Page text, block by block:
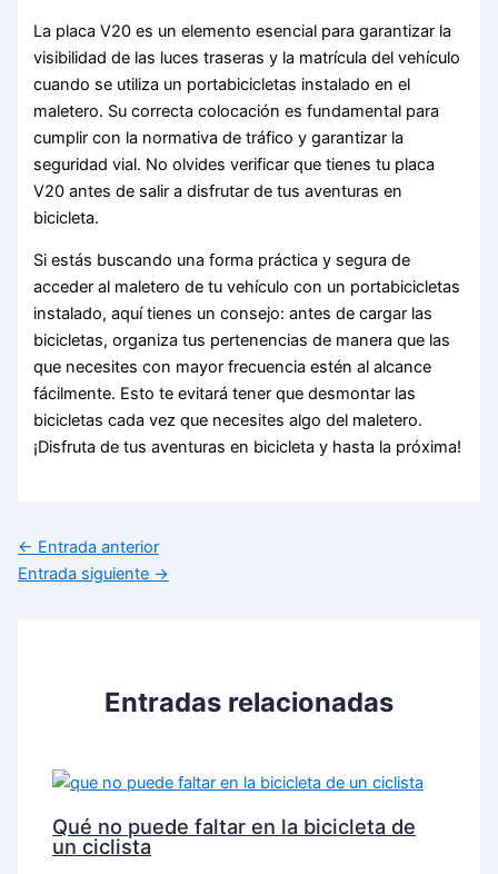
La placa V20 es un elemento esencial para garantizar la
visibilidad de las luces traseras y la matrícula del vehículo
cuando se utiliza un portabicicletas instalado en el
maletero. Su correcta colocación es fundamental para
cumplir con la normativa de tráfico y garantizar la
seguridad vial. No olvides verificar que tienes tu placa
V20 antes de salir a disfrutar de tus aventuras en
bicicleta.
Si estás buscando una forma práctica y segura de
acceder al maletero de tu vehículo con un portabicicletas
instalado, aquí tienes un consejo: antes de cargar las
bicicletas, organiza tus pertenencias de manera que las
que necesites con mayor frecuencia estén al alcance
fácilmente. Esto te evitará tener que desmontar las
bicicletas cada vez que necesites algo del maletero.
¡Disfruta de tus aventuras en bicicleta y hasta la próxima!
← Entrada anterior
Entrada siguiente →
Entradas relacionadas
Qué no puede faltar en la bicicleta de
un ciclista